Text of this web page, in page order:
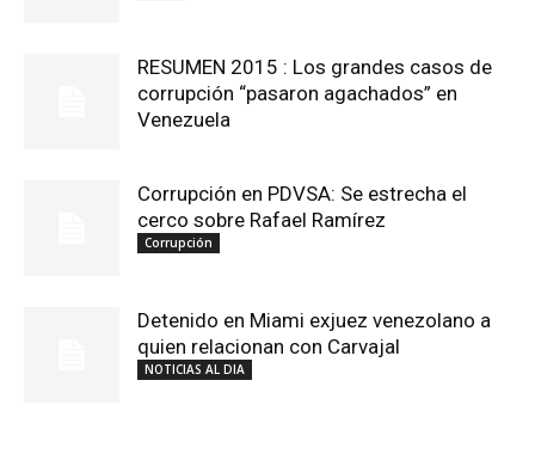
RESUMEN 2015 : Los grandes casos de
corrupción “pasaron agachados” en
Venezuela
Corrupción en PDVSA: Se estrecha el
cerco sobre Rafael Ramírez
Corrupción
Detenido en Miami exjuez venezolano a
quien relacionan con Carvajal
NOTICIAS AL DIA